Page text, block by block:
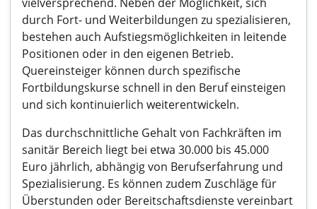
durch Fort- und Weiterbildungen zu spezialisieren,
bestehen auch Aufstiegsmöglichkeiten in leitende
Positionen oder in den eigenen Betrieb.
Quereinsteiger können durch spezifische
Fortbildungskurse schnell in den Beruf einsteigen
und sich kontinuierlich weiterentwickeln.
Das durchschnittliche Gehalt von Fachkräften im
sanitär Bereich liegt bei etwa 30.000 bis 45.000
Euro jährlich, abhängig von Berufserfahrung und
Spezialisierung. Es können zudem Zuschläge für
Überstunden oder Bereitschaftsdienste vereinbart